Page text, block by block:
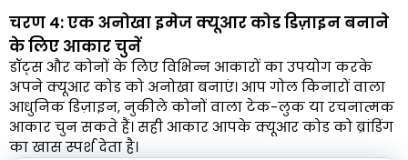
चरण 4: एक अनोखा इमेज क्यूआर कोड डिज़ाइन बनाने
के लिए आकार चुनें
डॉट्स और कोनों के लिए विभिन्न आकारों का उपयोग करके
अपने क्यूआर कोड को अनोखा बनाएं। आप गोल किनारों वाला
आधुनिक डिज़ाइन, नुकीले कोनों वाला टेक-लुक या रचनात्मक
आकार चुन सकते हैं। सही आकार आपके क्यूआर कोड को ब्रांडिंग
का खास स्पर्श देता है।